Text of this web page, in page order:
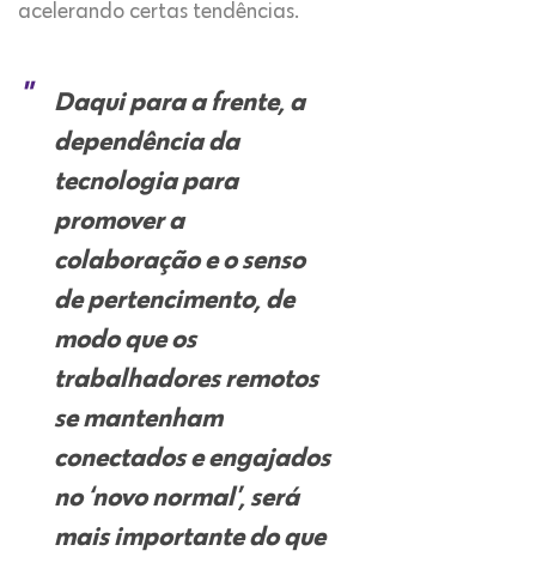
acelerando certas tendências.
Daqui para a frente, a
dependência da
tecnologia para
promover a
colaboração e o senso
de pertencimento, de
modo que os
trabalhadores remotos
se mantenham
conectados e engajados
no ‘novo normal’, será
mais importante do que